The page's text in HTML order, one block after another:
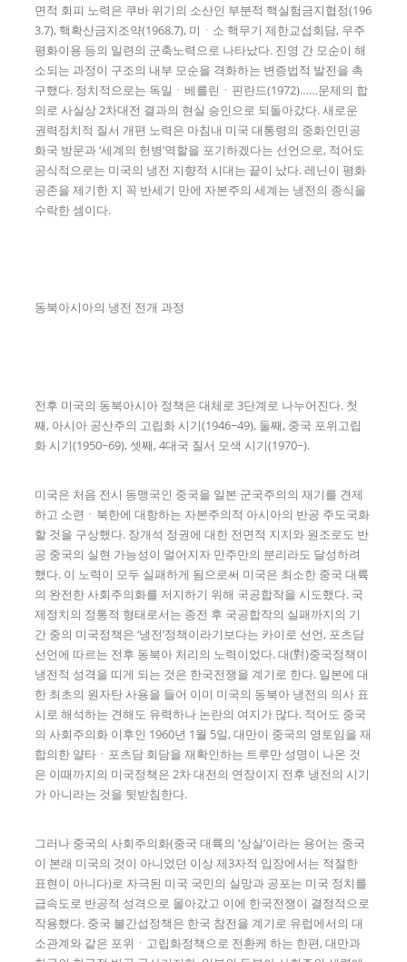
면적 회피 노력은 쿠바 위기의 소산인 부분적 핵실험금지협정(196
3.7), 핵확산금지조약(1968.7), 미ㆍ소 핵무기 제한교섭회담, 우주
평화이용 등의 일련의 군축노력으로 나타났다. 진영 간 모순이 해
소되는 과정이 구조의 내부 모순을 격화하는 변증법적 발전을 촉
구했다. 정치적으로는 독일ㆍ베를린ㆍ핀란드(1972)……문제의 합
의로 사실상 2차대전 결과의 현실 승인으로 되돌아갔다. 새로운
권력정치적 질서 개편 노력은 마침내 미국 대통령의 중화인민공
화국 방문과 ‘세계의 헌병’역할을 포기하겠다는 선언으로, 적어도
공식적으로는 미국의 냉전 지향적 시대는 끝이 났다. 레닌이 평화
공존을 제기한 지 꼭 반세기 만에 자본주의 세계는 냉전의 종식을
수락한 셈이다.
동북아시아의 냉전 전개 과정
전후 미국의 동북아시아 정책은 대체로 3단계로 나누어진다. 첫
째, 아시아 공산주의 고립화 시기(1946~49), 둘째, 중국 포위고립
화 시기(1950~69), 셋째, 4대국 질서 모색 시기(1970~).
미국은 처음 전시 동맹국인 중국을 일본 군국주의의 재기를 견제
하고 소련ㆍ북한에 대항하는 자본주의적 아시아의 반공 주도국화
할 것을 구상했다. 장개석 정권에 대한 전면적 지지와 원조로도 반
공 중국의 실현 가능성이 멀어지자 만주만의 분리라도 달성하려
했다. 이 노력이 모두 실패하게 됨으로써 미국은 최소한 중국 대륙
의 완전한 사회주의화를 저지하기 위해 국공합작을 시도했다. 국
제정치의 정통적 형태로서는 종전 후 국공합작의 실패까지의 기
간 중의 미국정책은 ‘냉전’정책이라기보다는 카이로 선언, 포츠담
선언에 따르는 전후 동북아 처리의 노력이었다. 대(對)중국정책이
냉전적 성격을 띠게 되는 것은 한국전쟁을 계기로 한다. 일본에 대
한 최초의 원자탄 사용을 들어 이미 미국의 동북아 냉전의 의사 표
시로 해석하는 견해도 유력하나 논란의 여지가 많다. 적어도 중국
의 사회주의화 이후인 1960년 1월 5일, 대만이 중국의 영토임을 재
합의한 얄타ㆍ포츠담 회담을 재확인하는 트루만 성명이 나온 것
은 이때까지의 미국정책은 2차 대전의 연장이지 전후 냉전의 시기
가 아니라는 것을 뒷받침한다.
그러나 중국의 사회주의화(중국 대륙의 ‘상실’이라는 용어는 중국
이 본래 미국의 것이 아니었던 이상 제3자적 입장에서는 적절한
표현이 아니다)로 자극된 미국 국민의 실망과 공포는 미국 정치를
급속도로 반공적 성격으로 몰아갔고 이에 한국전쟁이 결정적으로
작용했다. 중국 불간섭정책은 한국 참전을 계기로 유럽에서의 대
소관계와 같은 포위ㆍ고립화정책으로 전환케 하는 한편, 대만과